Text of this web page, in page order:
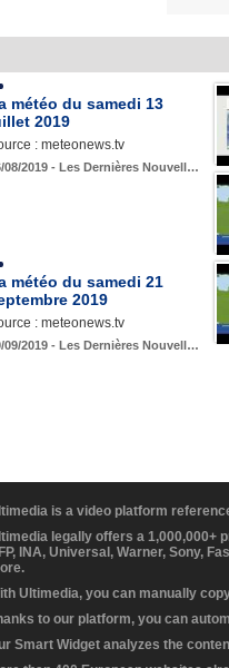
météo du samedi 13
2019
: meteonews.tv
08/2019 - Les Dernières Nouvell…
météo du samedi 21
2019
: meteonews.tv
09/2019 - Les Dernières Nouvell…
is a video platform
legally offers a 1,000,000+
INA, Universal, Warner, Sony,
Ultimedia, you can manually
to our platform, you can
Smart Widget analyzes the